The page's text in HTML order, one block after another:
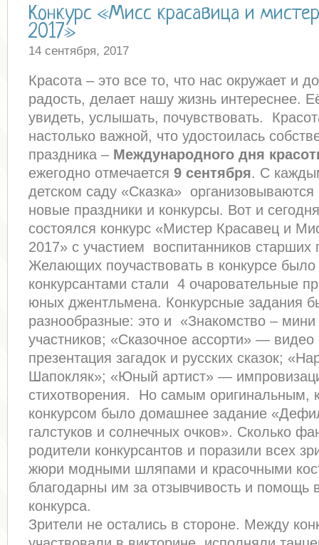
Конкурс «Мисс красавица и
2017»
14 сентября, 2017
Красота – это все то, что нас окружает и
радость, делает нашу жизнь интереснее.
увидеть, услышать, почувствовать.
настолько важной, что удостоилась
праздника – Международного дня
ежегодно отмечается 9 сентября. С
детском саду «Сказка»
новые праздники и конкурсы. Вот и
состоялся конкурс «Мистер Красавец и
2017» с участием воспитанников старших
Желающих поучаствовать в конкурсе
конкурсантами стали 4 очаровательные
юных джентльмена. Конкурсные задания
разнообразные: это и «Знакомство –
участников; «Сказочное ассорти» —
презентация загадок и русских сказок;
Шапокляк»; «Юный артист» —
стихотворения. Но самым оригинальным,
конкурсом было домашнее задание
галстуков и солнечных очков». Сколько
родители конкурсантов и поразили всех
жюри модными шляпами и красочными
благодарны им за отзывчивость и помощь
конкурса.
Зрители не остались в стороне. Между